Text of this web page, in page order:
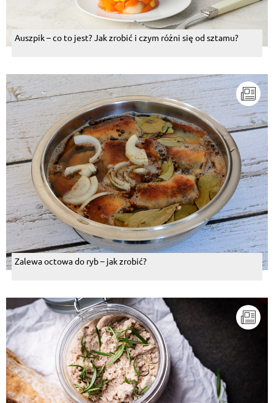
Auszpik – co to jest? Jak zrobić i czym różni się od sztamu?
Zalewa octowa do ryb – jak zrobić?